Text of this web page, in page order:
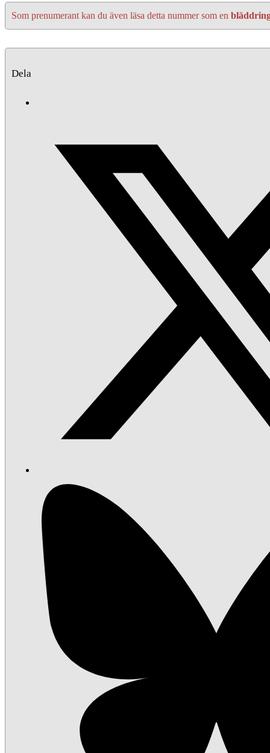
Som prenumerant kan du även läsa detta nummer som en
Dela